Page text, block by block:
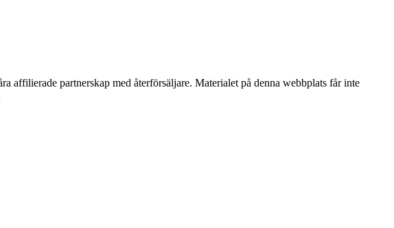
affilierade partnerskap med återförsäljare. Materialet på denna webbplats får inte